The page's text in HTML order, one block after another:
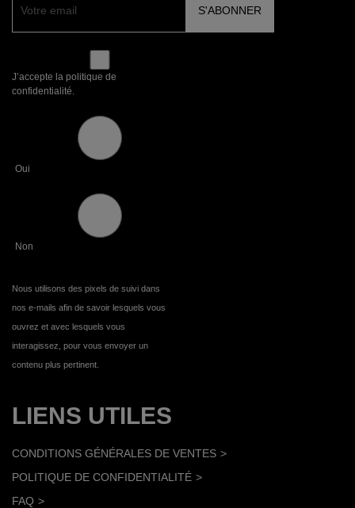
J’accepte la politique de
confidentialité.
Oui
Non
Nous utilisons des pixels de suivi dans
nos e-mails afin de savoir lesquels vous
ouvrez et avec lesquels vous
interagissez, pour vous envoyer un
contenu plus pertinent.
LIENS UTILES
CONDITIONS GÉNÉRALES DE VENTES
POLITIQUE DE CONFIDENTIALITÉ
FAQ